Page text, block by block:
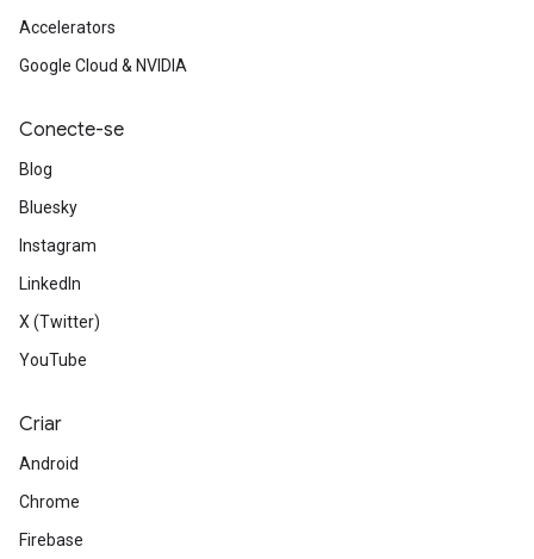
Accelerators
Google Cloud & NVIDIA
Conecte-se
Blog
Bluesky
Instagram
LinkedIn
X (Twitter)
YouTube
Criar
Android
Chrome
Firebase